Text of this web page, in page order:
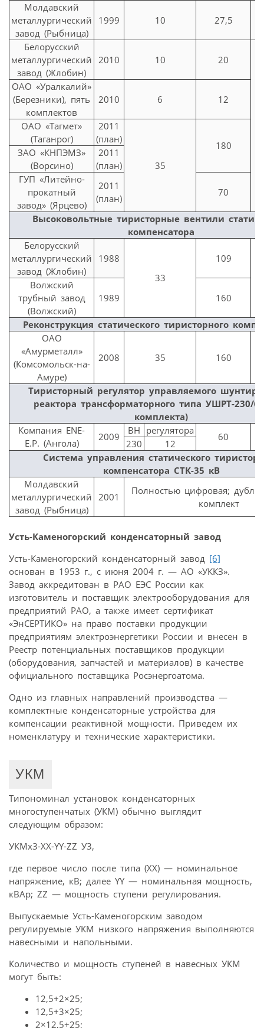
Молдавский
металлургический
завод (Рыбница)
1999 10 27,5
Белорусский
металлургический
завод (Жлобин)
2010 10 20
ОАО «Уралкалий»
(Березники), пять
комплектов
2010 6 12
ОАО «Тагмет»
(Таганрог)
2011
(план)
35
180
ЗАО «КНПЭМЗ»
(Ворсино)
2011
(план)
ГУП «Литейно-
прокатный
завод» (Ярцево)
2011
(план)
70
Высоковольтные тиристорные вентили
компенсатора
Белорусский
металлургический
завод (Жлобин)
1988
33
109
Волжский
трубный завод
(Волжский)
1989 160
Реконструкция статического тиристорного
ОАО
«Амурметалл»
(Комсомольск-на-
Амуре)
2008 35 160
Тиристорный регулятор управляемого
реактора трансформаторного типа УШРТ-230/
комплекта)
Компания ENE-
E.P. (Ангола)
2009
ВН регулятора
60
230
12
Система управления статического
компенсатора СТК-35 кВ
Молдавский
металлургический
завод (Рыбница)
2001
Полностью цифровая;
комплект
Усть-Каменогорский конденсаторный завод
Усть-Каменогорский конденсаторный завод [6]
основан в 1953 г., с июня 2004 г. — АО «УККЗ».
Завод аккредитован в РАО ЕЭС России как
изготовитель и поставщик электрооборудования для
предприятий РАО, а также имеет сертификат
«ЭнСЕРТИКО» на право поставки продукции
предприятиям электроэнергетики России и внесен в
Реестр потенциальных поставщиков продукции
(оборудования, запчастей и материалов) в качестве
официального поставщика Росэнергоатома.
Одно из главных направлений производства —
комплектные конденсаторные устройства для
компенсации реактивной мощности. Приведем их
номенклатуру и технические характеристики.
УКМ
Типономинал установок конденсаторных
многоступенчатых (УКМ) обычно выглядит
следующим образом:
УКМx3-ХХ-YY-ZZ У3,
где первое число после типа (XX) — номинальное
напряжение, кВ; далее YY — номинальная мощность,
кВАр; ZZ — мощность ступени регулирования.
Выпускаемые Усть-Каменогорским заводом
регулируемые УКМ низкого напряжения выполняются
навесными и напольными.
Количество и мощность ступеней в навесных УКМ
могут быть:
12,5+2×25;
12,5+3×25;
2×12,5+25;